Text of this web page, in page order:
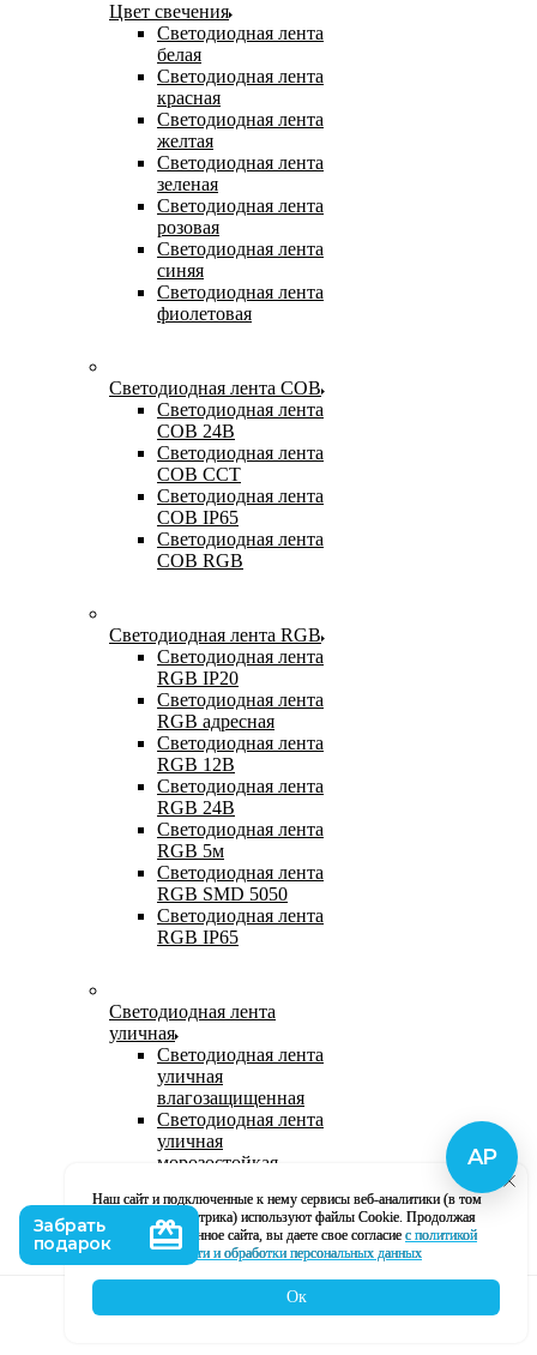
Цвет свечения
Светодиодная лента
белая
Светодиодная лента
красная
Светодиодная лента
желтая
Светодиодная лента
зеленая
Светодиодная лента
розовая
Светодиодная лента
синяя
Светодиодная лента
фиолетовая
Светодиодная лента COB
Светодиодная лента
COB 24В
Светодиодная лента
COB CCT
Светодиодная лента
COB IP65
Светодиодная лента
COB RGB
Светодиодная лента RGB
Светодиодная лента
RGB IP20
Светодиодная лента
RGB адресная
Светодиодная лента
RGB 12В
Светодиодная лента
RGB 24В
Светодиодная лента
RGB 5м
Светодиодная лента
RGB SMD 5050
Светодиодная лента
RGB IP65
Светодиодная лента
уличная
Светодиодная лента
уличная
влагозащищенная
Светодиодная лента
уличная
морозостойкая
светодиодная лента
220В
Светодиодная лента
уличная в силиконе
Наш сайт и подключенные к нему сервисы веб-аналитики (в том
числе, Яндекс Метрика) используют файлы Cookie. Продолжая
использование данное сайта, вы даете свое согласие с политикой
кофиденциальности и обработки персональных данных
Ок